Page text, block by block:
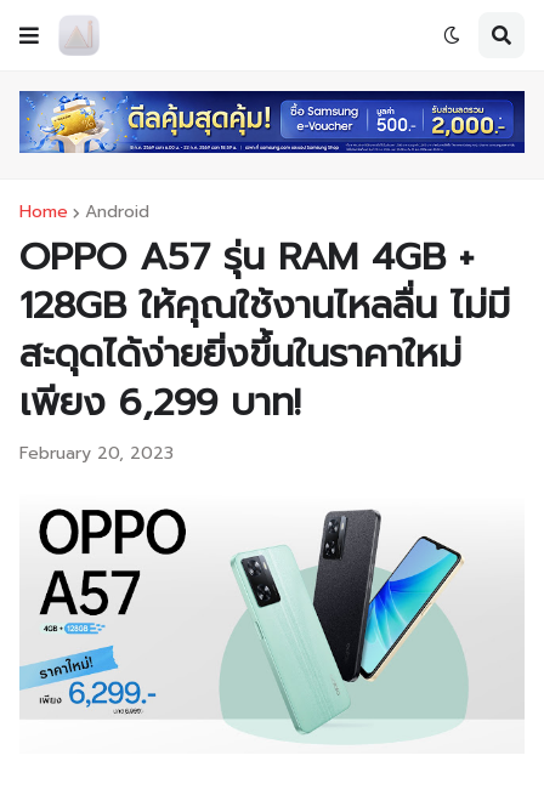
Home Android
OPPO A57 รุ่น RAM 4GB +
128GB ให้คุณใช้งานไหลลื่น ไม่มี
สะดุดได้ง่ายยิ่งขึ้นในราคาใหม่
เพียง 6,299 บาท!
February 20, 2023